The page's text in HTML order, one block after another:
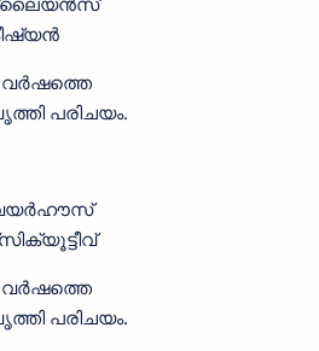
വർഷത്തെ
പരിചയം.
വർഷത്തെ
പരിചയം.